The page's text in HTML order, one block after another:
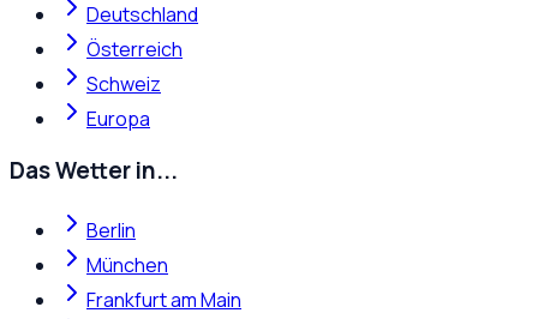
Deutschland
Österreich
Schweiz
Europa
Das Wetter in...
Berlin
München
Frankfurt am Main